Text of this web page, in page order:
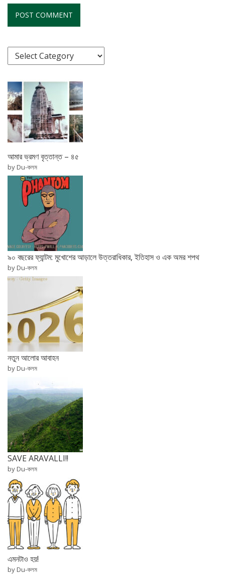
আমার ভ্রমণ বৃত্তান্ত – ৪৫
by Du-কলম
৯০ বছরের ফ্যান্টম: মুখোশের আড়ালে উত্তরাধিকার, ইতিহাস ও এক অমর শপথ
by Du-কলম
নতুন আলোর আবাহন
by Du-কলম
SAVE ARAVALLI!!
by Du-কলম
এমনটাও হয়!
by Du-কলম